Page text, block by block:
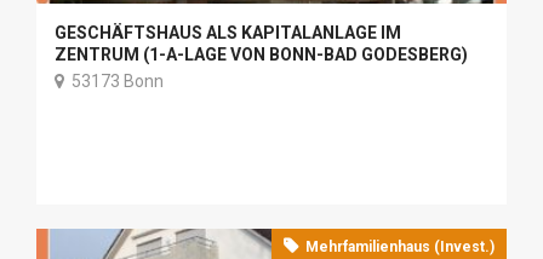
GESCHÄFTSHAUS ALS KAPITALANLAGE IM
ZENTRUM (1-A-LAGE VON BONN-BAD GODESBERG)
53173 Bonn
Mehrfamilienhaus (Invest.)